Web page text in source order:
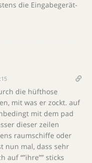
die Eingabegerät-
die hüfthose
mit was er zockt. auf
mit dem pad
dieser zeilen
raumschiffe oder
nun mal, dass sehr
“”ihre”” sticks